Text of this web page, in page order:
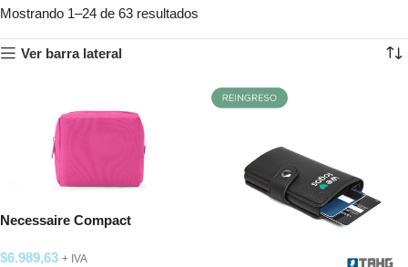
Mostrando 1–24 de 63 resultados
Ver barra lateral
Necessaire Compact
$6.989,63 + IVA